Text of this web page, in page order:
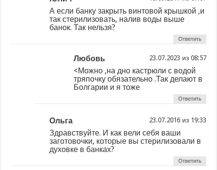
А если банку закрыть винтовой крышкой ,и
так стерилизовать, налив воды выше
банок. Так нельзя?
Ответить
Любовь из
<Можно ,на дно кастрюли с водой
тряпочку обязательно .Так делают в
Болгарии и я тоже
Ответить
Ольга из
Здравствуйте. И как вели себя ваши
заготовочки, которые вы стерилизовали в
духовке в банках?
Ответить